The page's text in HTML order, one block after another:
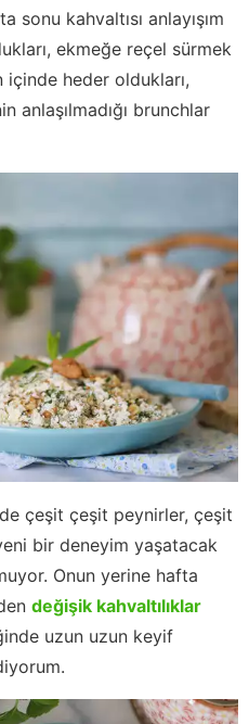
kahvaltısı anlayışım
ekmeğe reçel sürmek
içinde heder oldukları,
anlaşılmadığı brunchlar
çeşit çeşit peynirler, çeşit
bir deneyim yaşatacak
Onun yerine hafta
değişik kahvaltılıklar
uzun uzun keyif